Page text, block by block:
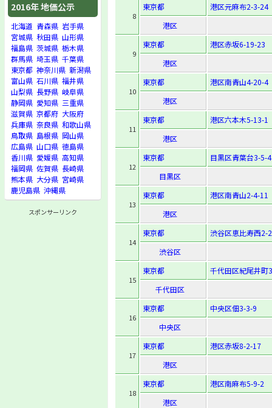
2016年 地価公示
北海道 青森県 岩手県
宮城県 秋田県 山形県
福島県 茨城県 栃木県
群馬県 埼玉県 千葉県
東京都 神奈川県 新潟県
富山県 石川県 福井県
山梨県 長野県 岐阜県
静岡県 愛知県 三重県
滋賀県 京都府 大阪府
兵庫県 奈良県 和歌山県
鳥取県 島根県 岡山県
広島県 山口県 徳島県
香川県 愛媛県 高知県
福岡県 佐賀県 長崎県
熊本県 大分県 宮崎県
鹿児島県 沖縄県
スポンサーリンク
8
東京都
港区元麻布2-3-24
港区
9
東京都
港区赤坂6-19-23
港区
10
東京都
港区南青山4-20-4
港区
11
東京都
港区六本木5-13-1
港区
12
東京都
目黒区青葉台3-5-
目黒区
13
東京都
港区南青山2-4-11
港区
14
東京都
渋谷区恵比寿西2-
渋谷区
15
東京都
千代田区紀尾井町
千代田区
16
東京都
中央区佃3-3-9
中央区
17
東京都
港区赤坂8-2-17
港区
18
東京都
港区南麻布5-9-2
港区